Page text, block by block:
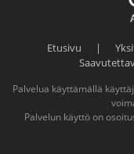
Etusivu |
Palvelua käyttämällä
Palvelun käyttö on